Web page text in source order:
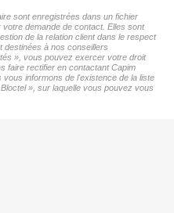
sont enregistrées dans un fichier
demande de contact. Elles sont
de la relation client dans le respect
destinées à nos conseillers
», vous pouvez exercer votre droit
faire rectifier en contactant Capim
informons de l'existence de la liste
», sur laquelle vous pouvez vous